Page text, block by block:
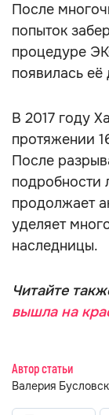
После
попыток
процедуре
появилась
В 2017 году
протяжении
После
подробности
продолжает
уделяет
наследницы.
Читайте
вышла на
Автор статьи
Валерия